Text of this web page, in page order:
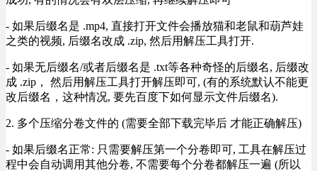
- 如果后缀名是 .mp4, 直接打开文件会播放猫和老鼠和葫芦娃
之类的视频, 后缀名改成 .zip, 然后用解压工具打开.
- 如果无后缀名/或者后缀名是 .txt等各种奇怪的后缀名, 后缀改
成 .zip， 然后用解压工具打开解压即可, (有的系统默认不能更
改后缀名，这种情况, 要先百度下如何显示文件后缀名).
2. 多个压缩分卷文件的 (需要全部下载完毕后 才能正确解压)
- 如果后缀名正常: 只需要解压第一个分卷即可, 工具在解压过
程中会自动调用其他分卷, 不需要每个分卷都解压一遍 (所以